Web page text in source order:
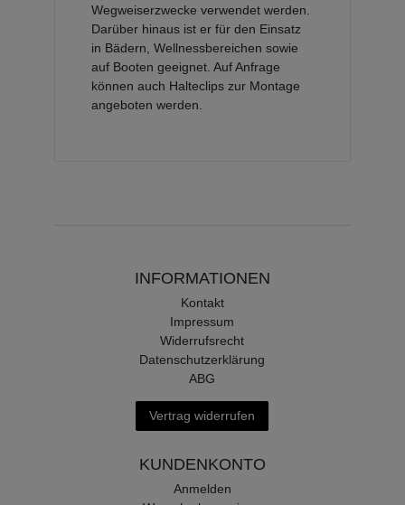
Wegweiserzwecke verwendet werden.
Darüber hinaus ist er für den Einsatz
in Bädern, Wellnessbereichen sowie
auf Booten geeignet. Auf Anfrage
können auch Halteclips zur Montage
angeboten werden.
INFORMATIONEN
Kontakt
Impressum
Widerrufsrecht
Datenschutzerklärung
ABG
Vertrag widerrufen
KUNDENKONTO
Anmelden